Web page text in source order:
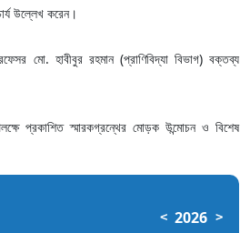
উল্লেখ করেন।
মো. হাবীবুর রহমান (প্রাণিবিদ্যা বিভাগ) বক্তব্য
প্রকাশিত স্মারকগ্রন্থের মোড়ক উন্মোচন ও বিশেষ
< 2026 >